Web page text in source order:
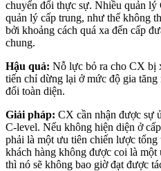
chuyển đổi thực sự. Nhiều quản lý
quản lý cấp trung, như thế không
bởi khoảng cách quá xa đến cấp
chung.
Hậu quả: Nỗ lực bỏ ra cho CX bị
tiến chỉ dừng lại ở mức độ gia
đổi toàn diện.
Giải pháp: CX cần nhận được sự
C-level. Nếu không hiện diện ở
phải là một ưu tiên chiến lược
khách hàng không được coi là
thì nó sẽ không bao giờ đạt được